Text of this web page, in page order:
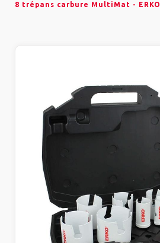
8 trépans carbure MultiMat - ERKO